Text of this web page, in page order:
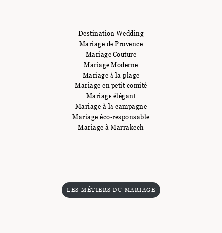
Destination Wedding
Mariage de Provence
Mariage Couture
Mariage Moderne
Mariage à la plage
Mariage en petit comité
Mariage élégant
Mariage à la campagne
Mariage éco-responsable
Mariage à Marrakech
LES MÉTIERS DU MARIAGE